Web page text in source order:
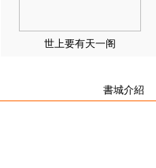
世上要有天一阁
書城介紹